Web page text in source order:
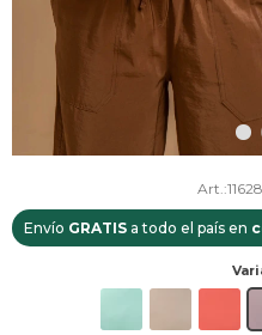
Envío GRATIS a todo el país en